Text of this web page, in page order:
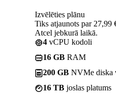
Izvēlēties plānu
Tiks atjaunots par 27,99
Atcel jebkurā laikā.
4 vCPU kodoli
16 GB RAM
200 GB NVMe diska
16 TB joslas platums